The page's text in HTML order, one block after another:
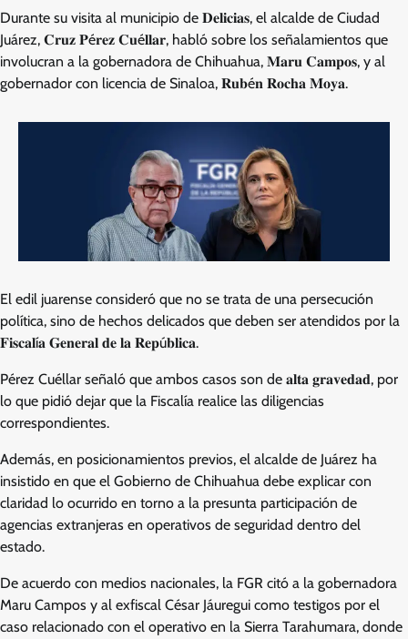
Durante su visita al municipio de 𝐃𝐞𝐥𝐢𝐜𝐢𝐚𝐬, el alcalde de Ciudad
Juárez, 𝐂𝐫𝐮𝐳 𝐏é𝐫𝐞𝐳 𝐂𝐮é𝐥𝐥𝐚𝐫, habló sobre los señalamientos que
involucran a la gobernadora de Chihuahua, 𝐌𝐚𝐫𝐮 𝐂𝐚𝐦𝐩𝐨𝐬, y al
gobernador con licencia de Sinaloa, 𝐑𝐮𝐛é𝐧 𝐑𝐨𝐜𝐡𝐚 𝐌𝐨𝐲𝐚.
El edil juarense consideró que no se trata de una persecución
política, sino de hechos delicados que deben ser atendidos por la
𝐅𝐢𝐬𝐜𝐚𝐥í𝐚 𝐆𝐞𝐧𝐞𝐫𝐚𝐥 𝐝𝐞 𝐥𝐚 𝐑𝐞𝐩ú𝐛𝐥𝐢𝐜𝐚.
Pérez Cuéllar señaló que ambos casos son de 𝐚𝐥𝐭𝐚 𝐠𝐫𝐚𝐯𝐞𝐝𝐚𝐝, por
lo que pidió dejar que la Fiscalía realice las diligencias
correspondientes.
Además, en posicionamientos previos, el alcalde de Juárez ha
insistido en que el Gobierno de Chihuahua debe explicar con
claridad lo ocurrido en torno a la presunta participación de
agencias extranjeras en operativos de seguridad dentro del
estado.
De acuerdo con medios nacionales, la FGR citó a la gobernadora
Maru Campos y al exfiscal César Jáuregui como testigos por el
caso relacionado con el operativo en la Sierra Tarahumara, donde